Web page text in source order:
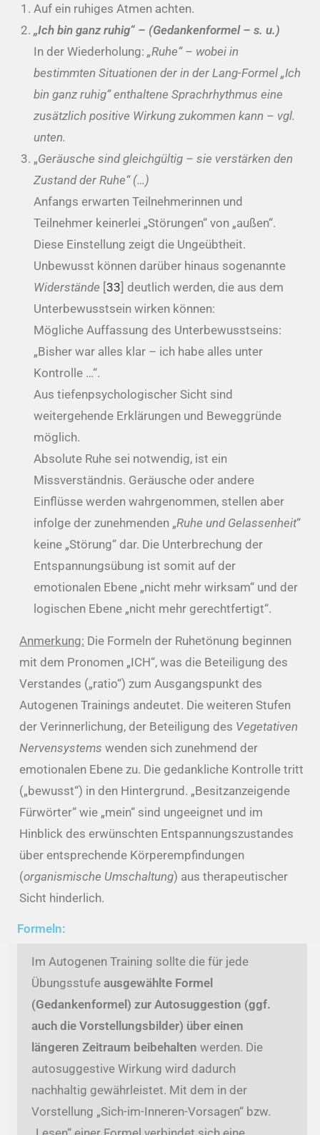
Auf ein ruhiges Atmen achten.
„Ich bin ganz ruhig“ – (Gedankenformel – s. u.)
In der Wiederholung: „Ruhe“ – wobei in
bestimmten Situationen der in der Lang-Formel „Ich
bin ganz ruhig“ enthaltene Sprachrhythmus eine
zusätzlich positive Wirkung zukommen kann – vgl.
unten.
„Geräusche sind gleichgültig – sie verstärken den
Zustand der Ruhe“ (…)
Anfangs erwarten Teilnehmerinnen und
Teilnehmer keinerlei „Störungen“ von „außen“.
Diese Einstellung zeigt die Ungeübtheit.
Unbewusst können darüber hinaus sogenannte
Widerstände [33] deutlich werden, die aus dem
Unterbewusstsein wirken können:
Mögliche Auffassung des Unterbewusstseins:
„Bisher war alles klar – ich habe alles unter
Kontrolle …“.
Aus tiefenpsychologischer Sicht sind
weitergehende Erklärungen und Beweggründe
möglich.
Absolute Ruhe sei notwendig, ist ein
Missverständnis. Geräusche oder andere
Einflüsse werden wahrgenommen, stellen aber
infolge der zunehmenden „Ruhe und Gelassenheit“
keine „Störung“ dar. Die Unterbrechung der
Entspannungsübung ist somit auf der
emotionalen Ebene „nicht mehr wirksam“ und der
logischen Ebene „nicht mehr gerechtfertigt“.
Anmerkung: Die Formeln der Ruhetönung beginnen
mit dem Pronomen „ICH“, was die Beteiligung des
Verstandes („ratio“) zum Ausgangspunkt des
Autogenen Trainings andeutet. Die weiteren Stufen
der Verinnerlichung, der Beteiligung des Vegetativen
Nervensystems wenden sich zunehmend der
emotionalen Ebene zu. Die gedankliche Kontrolle tritt
(„bewusst“) in den Hintergrund. „Besitzanzeigende
Fürwörter“ wie „mein“ sind ungeeignet und im
Hinblick des erwünschten Entspannungszustandes
über entsprechende Körperempfindungen
(organismische Umschaltung) aus therapeutischer
Sicht hinderlich.
Formeln:
Im Autogenen Training sollte die für jede
Übungsstufe ausgewählte Formel
(Gedankenformel) zur Autosuggestion (ggf.
auch die Vorstellungsbilder) über einen
längeren Zeitraum beibehalten werden. Die
autosuggestive Wirkung wird dadurch
nachhaltig gewährleistet. Mit dem in der
Vorstellung „Sich-im-Inneren-Vorsagen“ bzw.